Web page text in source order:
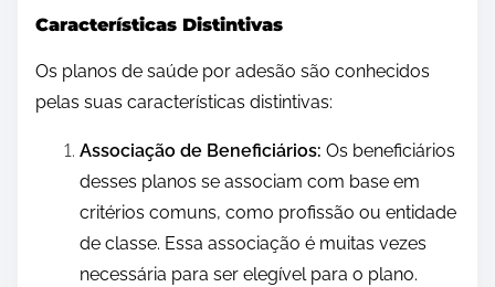
Características Distintivas
Os planos de saúde por adesão são conhecidos
pelas suas características distintivas:
Associação de Beneficiários: Os beneficiários
desses planos se associam com base em
critérios comuns, como profissão ou entidade
de classe. Essa associação é muitas vezes
necessária para ser elegível para o plano.